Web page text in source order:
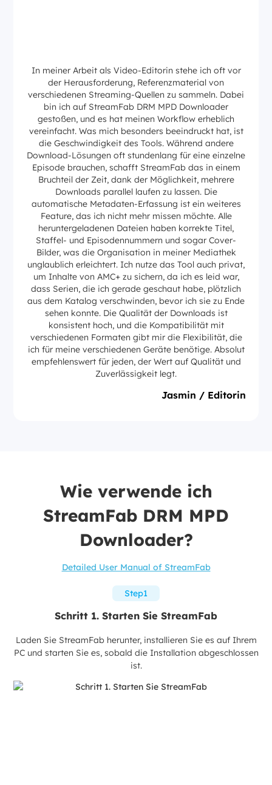
In meiner Arbeit als Video-Editorin stehe ich oft vor
der Herausforderung, Referenzmaterial von
verschiedenen Streaming-Quellen zu sammeln. Dabei
bin ich auf StreamFab DRM MPD Downloader
gestoßen, und es hat meinen Workflow erheblich
vereinfacht. Was mich besonders beeindruckt hat, ist
die Geschwindigkeit des Tools. Während andere
Download-Lösungen oft stundenlang für eine einzelne
Episode brauchen, schafft StreamFab das in einem
Bruchteil der Zeit, dank der Möglichkeit, mehrere
Downloads parallel laufen zu lassen. Die
automatische Metadaten-Erfassung ist ein weiteres
Feature, das ich nicht mehr missen möchte. Alle
heruntergeladenen Dateien haben korrekte Titel,
Staffel- und Episodennummern und sogar Cover-
Bilder, was die Organisation in meiner Mediathek
unglaublich erleichtert. Ich nutze das Tool auch privat,
um Inhalte von AMC+ zu sichern, da ich es leid war,
dass Serien, die ich gerade geschaut habe, plötzlich
aus dem Katalog verschwinden, bevor ich sie zu Ende
sehen konnte. Die Qualität der Downloads ist
konsistent hoch, und die Kompatibilität mit
verschiedenen Formaten gibt mir die Flexibilität, die
ich für meine verschiedenen Geräte benötige. Absolut
empfehlenswert für jeden, der Wert auf Qualität und
Zuverlässigkeit legt.
Jasmin / Editorin
Wie verwende ich
StreamFab DRM MPD
Downloader?
Detailed User Manual of StreamFab
Step1
Schritt 1. Starten Sie StreamFab
Laden Sie StreamFab herunter, installieren Sie es auf Ihrem
PC und starten Sie es, sobald die Installation abgeschlossen
ist.